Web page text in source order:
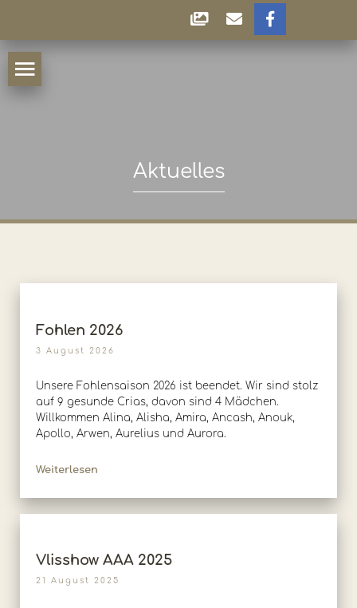
Aktuelles
Fohlen 2026
3 August 2026
Unsere Fohlensaison 2026 ist beendet. Wir sind stolz
auf 9 gesunde Crias, davon sind 4 Mädchen.
Willkommen Alina, Alisha, Amira, Ancash, Anouk,
Apollo, Arwen, Aurelius und Aurora.
Weiterlesen
Vlisshow AAA 2025
21 August 2025